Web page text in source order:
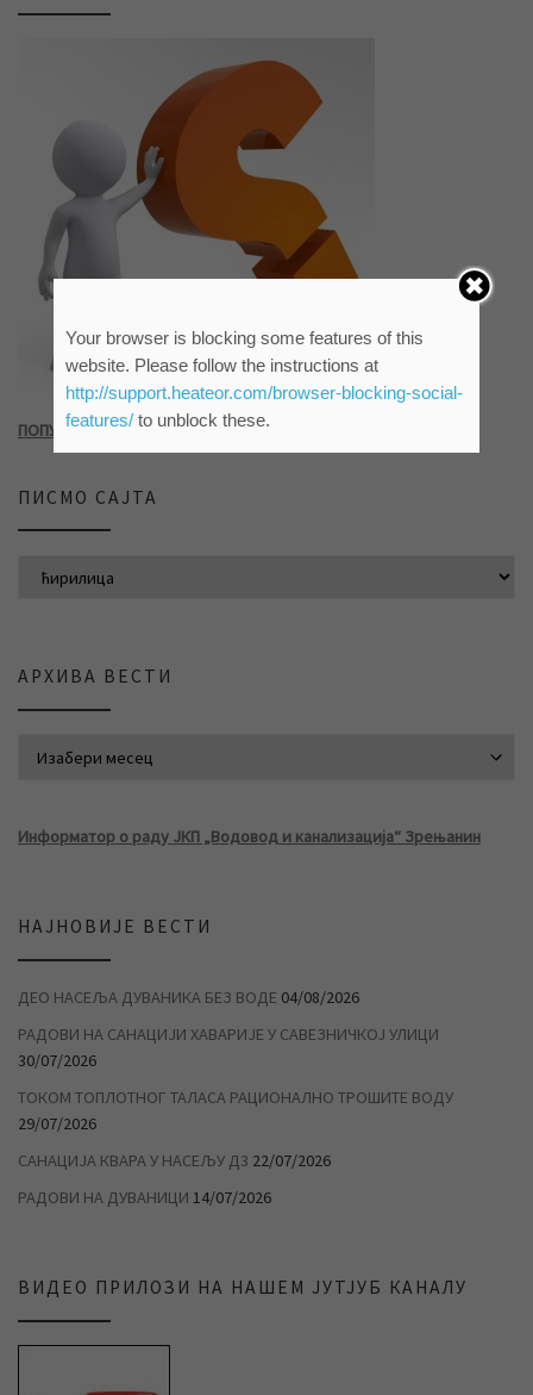
ПОПУНИТЕ УПИТНИК КЛИКОМ НА СЛИКУ ИЛИ ОВАЈ ЛИНК
ПИСМО САЈТА
АРХИВА ВЕСТИ
Информатор о раду ЈКП „Водовод и канализација“ Зрењанин
НАЈНОВИЈЕ ВЕСТИ
ДЕО НАСЕЉА ДУВАНИКА БЕЗ ВОДЕ 04/08/2026
РАДОВИ НА САНАЦИЈИ ХАВАРИЈЕ У САВЕЗНИЧКОЈ УЛИЦИ
30/07/2026
ТОКОМ ТОПЛОТНОГ ТАЛАСА РАЦИОНАЛНО ТРОШИТЕ ВОДУ
29/07/2026
САНАЦИЈА КВАРА У НАСЕЉУ Д3 22/07/2026
РАДОВИ НА ДУВАНИЦИ 14/07/2026
ВИДЕО ПРИЛОЗИ НА НАШЕМ ЈУТЈУБ КАНАЛУ
Your browser is blocking some features of this
website. Please follow the instructions at
http://support.heateor.com/browser-blocking-social-
features/to unblock these.